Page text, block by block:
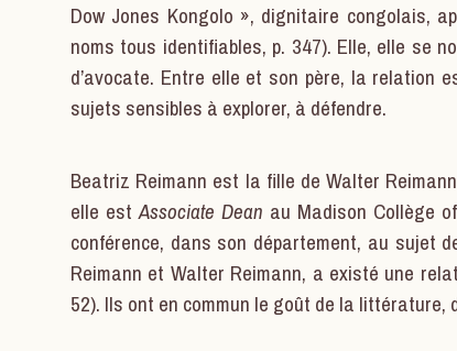
Dow Jones Kongolo », dignitaire congolais,
noms tous identifiables, p. 347). Elle, elle se
d’avocate. Entre elle et son père, la relation
sujets sensibles à explorer, à défendre.
Beatriz Reimann est la fille de Walter
elle estAssociate Dean au Madison Collège
conférence, dans son département, au sujet
Reimann et Walter Reimann, a existé une
52). Ils ont en commun le goût de la littérature,